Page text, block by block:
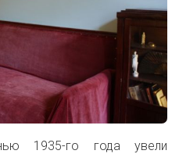
1935-го года увели